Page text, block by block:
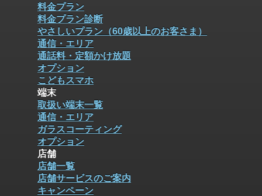
料金プラン
料金プラン診断
やさしいプラン（60歳以上のお客さま）
通信・エリア
通話料・定額かけ放題
オプション
こどもスマホ
端末
取扱い端末一覧
通信・エリア
ガラスコーティング
オプション
店舗
店舗一覧
店舗サービスのご案内
キャンペーン